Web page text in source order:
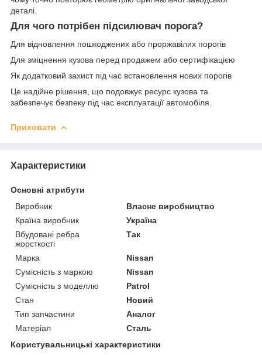
деталі.
Для чого потрібен підсилювач порога?
Для відновлення пошкоджених або проржавілих порогів
Для зміцнення кузова перед продажем або сертифікацією
Як додатковий захист під час встановлення нових порогів
Це надійне рішення, що подовжує ресурс кузова та
забезпечує безпеку під час експлуатації автомобіля.
Приховати
Характеристики
Основні атрибути
Виробник
Власне виробництво
Країна виробник
Україна
Вбудовані ребра
жорсткості
Так
Марка
Nissan
Сумісність з маркою
Nissan
Сумісність з моделлю
Patrol
Стан
Новий
Тип запчастини
Аналог
Матеріал
Сталь
Користувальницькі характеристики